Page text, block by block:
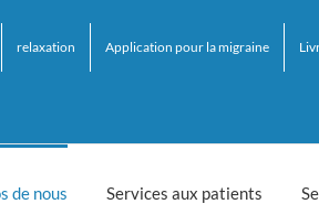
relaxation Application pour la migraine
de nous Services aux patients